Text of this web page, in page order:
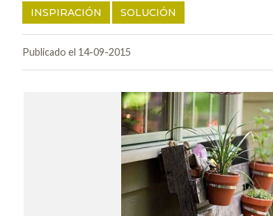
INSPIRACIÓN SOLUCIÓN
Publicado el 14-09-2015